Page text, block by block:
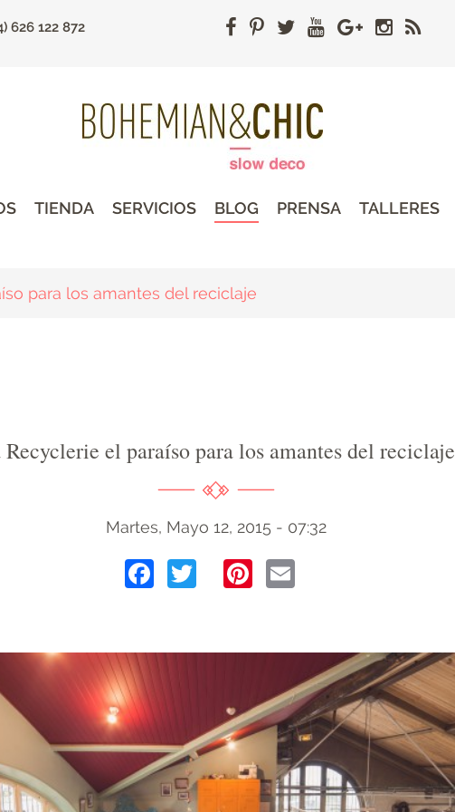
626 122 872
TIENDA SERVICIOS BLOG PRENSA TALLERES
para los amantes del reciclaje
el paraíso para los amantes del reciclaje
Martes, Mayo 12, 2015 - 07:32
Facebook
TwitterPinterest
Email